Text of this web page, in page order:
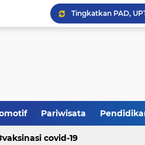
Bupati
Longsor Ganggu
Mengakhiri Pecah
Pariwisata
vaksinasi covid-19